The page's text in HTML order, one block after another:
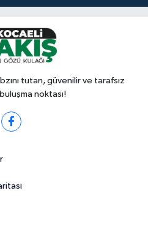
tutan, güvenilir ve tarafsız
noktası!